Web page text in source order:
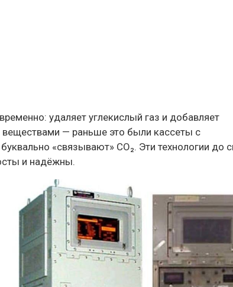
удаляет углекислый газ и добавляет
веществами — раньше это были кассеты с
«связывают» CO₂. Эти технологии до
и надёжны.